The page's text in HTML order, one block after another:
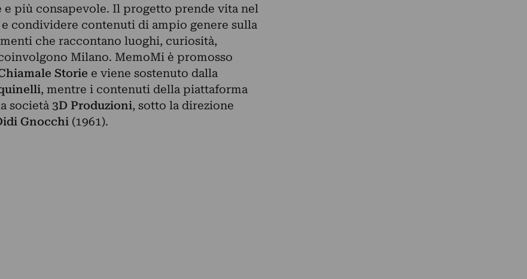
più consapevole. Il progetto prende vita nel
condividere contenuti di ampio genere sulla
che raccontano luoghi, curiosità,
Milano. MemoMi è promosso
Storie e viene sostenuto dalla
, mentre i contenuti della piattaforma
società 3D Produzioni, sotto la direzione
Gnocchi (1961).